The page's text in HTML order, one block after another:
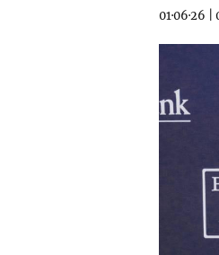
01·06·26